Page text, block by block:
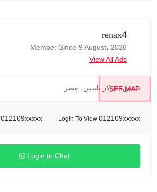
renax4
Member Since 9 August، 2026
View All Ads
SEE MAP
بلبيس، مركز بلبيس، مصر
012109xxxxx Login To View 012109xxxxx
Login to Chat